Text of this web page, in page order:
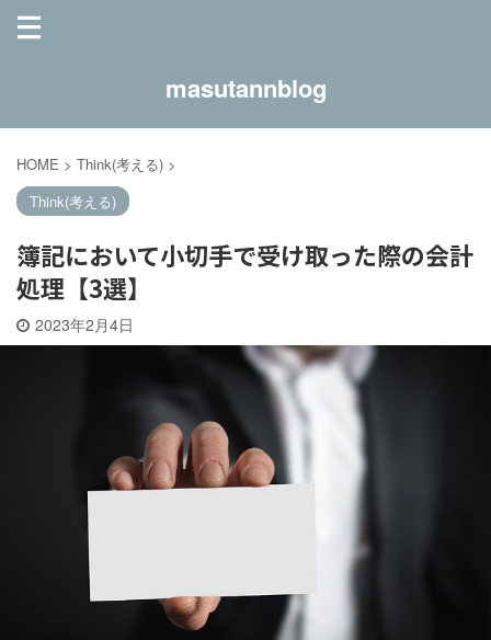
masutannblog
HOME > Think(考える) >
Think(考える)
簿記において小切手で受け取った際の会計
処理【3選】
2023年2月4日